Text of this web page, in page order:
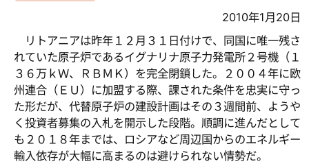
2010年1月20日
リトアニアは昨年１２月３１日付けで、同国に唯一残さ
れていた原子炉であるイグナリナ原子力発電所２号機（１
３６万ｋＷ、ＲＢＭＫ）を完全閉鎖した。２００４年に欧
州連合（ＥＵ）に加盟する際、課された条件を忠実に守っ
た形だが、代替原子炉の建設計画はその３週間前、ようや
く投資者募集の入札を開示した段階。順調に進んだとして
も２０１８年までは、ロシアなど周辺国からのエネルギー
輸入依存が大幅に高まるのは避けられない情勢だ。